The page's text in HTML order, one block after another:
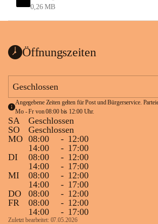
0,26 MB
Öffnungszeiten
Geschlossen
Angegebene Zeiten gelten für Post und Bürgerservice.
Mo - Fr von 08:00 bis 12:00 Uhr.
SA
Geschlossen
SO
Geschlossen
MO 08:00 - 12:00
14:00
- 17:00
DI
08:00 - 12:00
14:00
- 17:00
MI
08:00 - 12:00
14:00
- 17:00
DO
08:00 - 12:00
FR
08:00 - 12:00
14:00
- 17:00
Zuletzt bearbeitet: 07.05.2026